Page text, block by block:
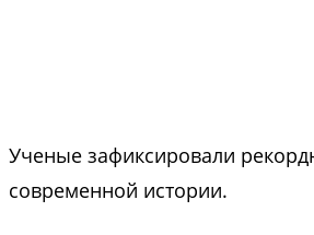
Ученые зафиксировали
современной истории.